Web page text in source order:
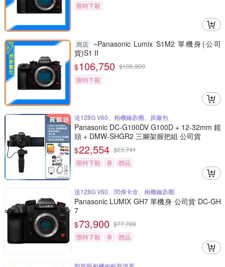
限時下殺
商店
~Panasonic Lumix S1M2 單機身(公司
貨)S1 II
$106,750 $106,900
限時下殺
送128G V60、相機鑰匙圈、原廠包
Panasonic DC-G100DV G100D + 12-32mm 鏡
頭 + DMW-SHGR2 三腳架握把組 公司貨
$22,554 $23,741
限時下殺
券 贈品
送128G V60、閃傳卡盒、相機鑰匙圈
Panasonic LUMIX GH7 單機身 公司貨 DC-GH
7
$73,900 $77,789
限時下殺
券 贈品